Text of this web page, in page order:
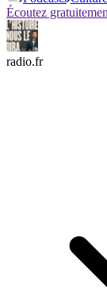
Écoutez
radio.fr